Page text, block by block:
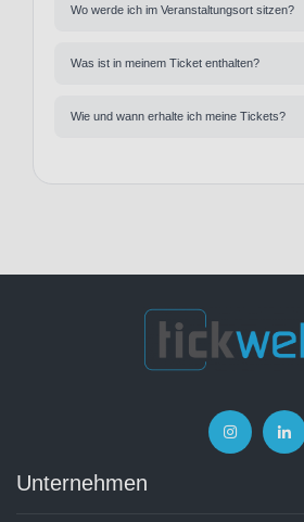
Wo werde ich im Veranstaltungsort sitzen?
Was ist in meinem Ticket enthalten?
Wie und wann erhalte ich meine Tickets?
Unternehmen